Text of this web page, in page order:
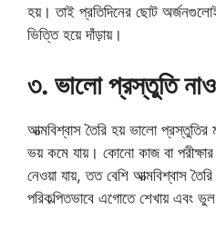
হয়। তাই প্রতিদিনের ছোট
ভিত্তি হয়ে দাঁড়ায়।
৩. ভালো প্রস্তুতি নাও
আত্মবিশ্বাস তৈরি হয় ভালো
ভয় কমে যায়। কোনো কাজ বা
নেওয়া যায়, তত বেশি আত্মবিশ্বাস
পরিকল্পিতভাবে এগোতে শেখায় এবং